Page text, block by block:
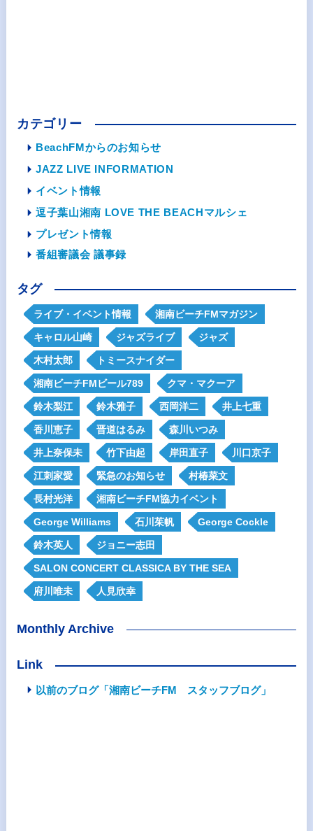
カテゴリー
BeachFMからのお知らせ
JAZZ LIVE INFORMATION
イベント情報
逗子葉山湘南 LOVE THE BEACHマルシェ
プレゼント情報
番組審議会 議事録
タグ
ライブ・イベント情報 湘南ビーチFMマガジン
キャロル山崎 ジャズライブ ジャズ
木村太郎 トミースナイダー
湘南ビーチFMビール789 クマ・マクーア
鈴木梨江 鈴木雅子 西岡洋二 井上七重
香川恵子 晋道はるみ 森川いつみ
井上奈保未 竹下由起 岸田直子 川口京子
江刺家愛 緊急のお知らせ 村椿菜文
長村光洋 湘南ビーチFM協力イベント
George Williams 石川茱帆 George Cockle
鈴木英人 ジョニー志田
SALON CONCERT CLASSICA BY THE SEA
府川唯未 人見欣幸
Monthly Archive
Link
以前のブログ「湘南ビーチFM スタッフブログ」